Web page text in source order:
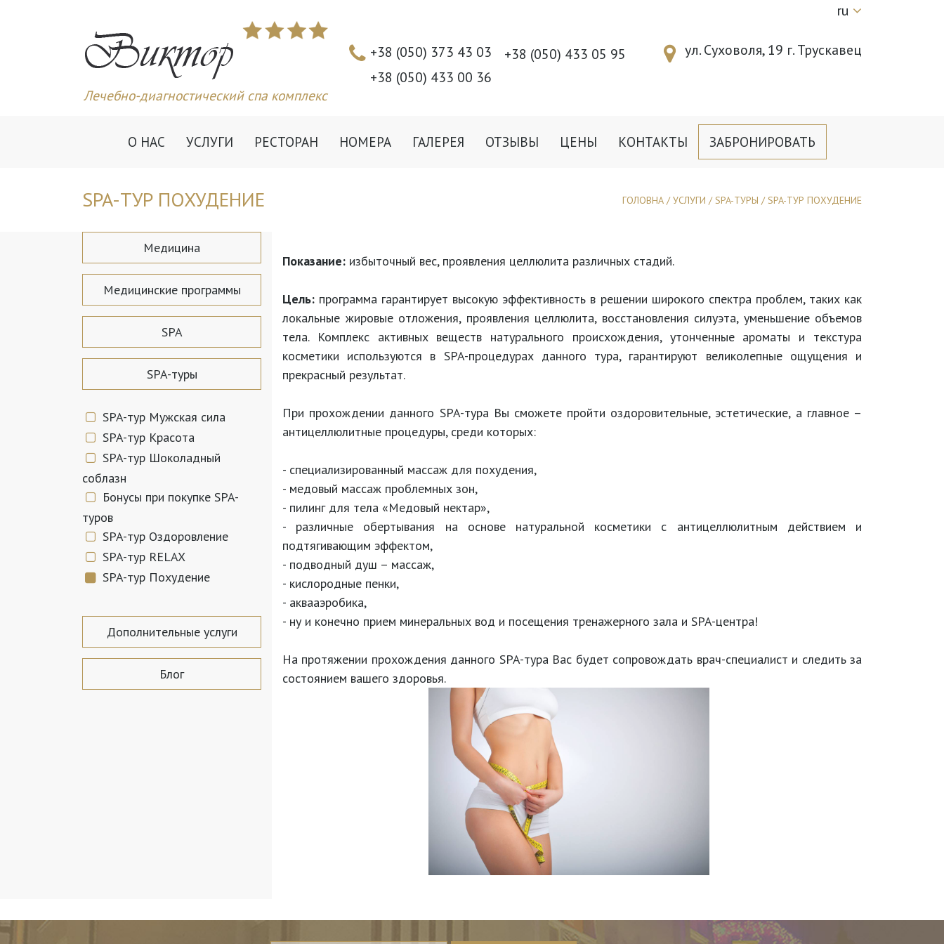
ru
Лечебно-диагностический спа комплекс
+38 (050) 373 43 03
+38 (050) 433 00 36
+38 (050) 433 05 95 ул. Суховоля, 19 г. Трускавец
О НАС УСЛУГИ РЕСТОРАН НОМЕРА ГАЛЕРЕЯ ОТЗЫВЫ ЦЕНЫ КОНТАКТЫ ЗАБРОНИРОВАТЬ
SPA-ТУР ПОХУДЕНИЕ ГОЛОВНА /УСЛУГИ /SPA-ТУРЫ /SPA-ТУР ПОХУДЕНИЕ
Медицина
Медицинские программы
SPA
SPA-туры
SPA-тур Мужская сила
SPA-тур Красота
SPA-тур Шоколадный
соблазн
Бонусы при покупке SPA-
туров
SPA-тур Оздоровление
SPA-тур RELAX
SPA-тур Похудение
Дополнительные услуги
Блог
Показание: избыточный вес, проявления целлюлита различных стадий.
Цель: программа гарантирует высокую эффективность в решении широкого спектра проблем, таких как
локальные жировые отложения, проявления целлюлита, восстановления силуэта, уменьшение объемов
тела. Комплекс активных веществ натурального происхождения, утонченные ароматы и текстура
косметики используются в SPA-процедурах данного тура, гарантируют великолепные ощущения и
прекрасный результат.
При прохождении данного SPA-тура Вы сможете пройти оздоровительные, эстетические, а главное –
антицеллюлитные процедуры, среди которых:
- специализированный массаж для похудения,
- медовый массаж проблемных зон,
- пилинг для тела «Медовый нектар»,
- различные обертывания на основе натуральной косметики с антицеллюлитным действием и
подтягивающим эффектом,
- подводный душ – массаж,
- кислородные пенки,
- аквааэробика,
- ну и конечно прием минеральных вод и посещения тренажерного зала и SPA-центра!
На протяжении прохождения данного SPA-тура Вас будет сопровождать врач-специалист и следить за
состоянием вашего здоровья.